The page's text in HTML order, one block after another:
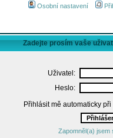
Osobní nastavení
Zadejte prosím vaše
Uživatel:
Heslo:
Přihlásit mě automaticky
Zapomněl(a) jsem